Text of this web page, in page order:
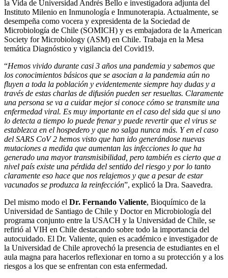
la Vida de Universidad Andrés Bello e investigadora adjunta del
Instituto Milenio en Inmunología e Inmunoterapia. Actualmente, se
desempeña como vocera y expresidenta de la Sociedad de
Microbiología de Chile (SOMICH) y es embajadora de la American
Society for Microbiology (ASM) en Chile. Trabaja en la Mesa
temática Diagnóstico y vigilancia del Covid19.
“Hemos vivido durante casi 3 años una pandemia y sabemos que
los conocimientos básicos que se asocian a la pandemia aún no
fluyen a toda la población y evidentemente siempre hay dudas y a
través de estas charlas de difusión pueden ser resueltas. Claramente
una persona se va a cuidar mejor si conoce cómo se transmite una
enfermedad viral. Es muy importante en el caso del sida que si uno
lo detecta a tiempo lo puede frenar y puede revertir que el virus se
establezca en el hospedero y que no salga nunca más. Y en el caso
del SARS CoV 2 hemos visto que han ido generándose nuevas
mutaciones a medida que aumentan las infecciones lo que ha
generado una mayor transmisibilidad, pero también es cierto que a
nivel país existe una pérdida del sentido del riesgo y por lo tanto
claramente eso hace que nos relajemos y que a pesar de estar
vacunados se produzca la reinfección”, explicó la Dra. Saavedra.
Del mismo modo el Dr. Fernando Valiente, Bioquímico de la
Universidad de Santiago de Chile y Doctor en Microbiología del
programa conjunto entre la USACH y la Universidad de Chile, se
refirió al VIH en Chile destacando sobre todo la importancia del
autocuidado. El Dr. Valiente, quien es académico e investigador de
la Universidad de Chile aprovechó la presencia de estudiantes en el
aula magna para hacerlos reflexionar en torno a su protección y a los
riesgos a los que se enfrentan con esta enfermedad.